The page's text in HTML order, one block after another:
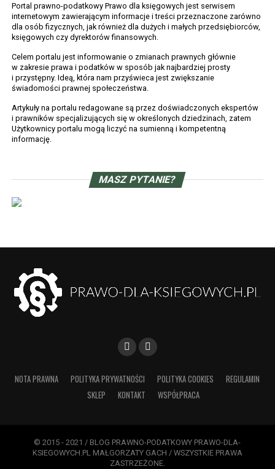
Portal prawno-podatkowy Prawo dla księgowych jest serwisem
internetowym zawierającym informacje i treści przeznaczone zarówno
dla osób fizycznych, jak również dla dużych i małych przedsiębiorców,
księgowych czy dyrektorów finansowych.
Celem portalu jest informowanie o zmianach prawnych głównie
w zakresie prawa i podatków w sposób jak najbardziej prosty
i przystępny. Ideą, która nam przyświeca jest zwiększanie
świadomości prawnej społeczeństwa.
Artykuły na portalu redagowane są przez doświadczonych ekspertów
i prawników specjalizujących się w określonych dziedzinach, zatem
Użytkownicy portalu mogą liczyć na sumienną i kompetentną
informację.
MASZ PYTANIE?
NOTA PRAWNA POLITYKA PRYWATNOŚCI POLITYKA COOKIES
REGULAMIN
SKLEP
KONTAKT WSPÓŁPRACA
© 2015 - 2021 / BLOG PRAWNO-PODATKOWY PRAWO-DLA-
KSIEGOWYCH.PL MAŁGORZATY GACH / WSZYSTKIE PRAWA
ZASTRZEŻONE.